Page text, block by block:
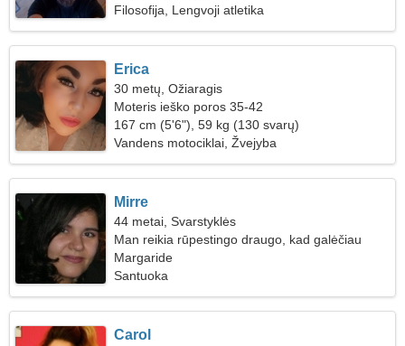
Filosofija, Lengvoji atletika
Erica
30 metų, Ožiaragis
Moteris ieško poros 35-42
167 cm (5'6"), 59 kg (130 svarų)
Vandens motociklai, Žvejyba
Mirre
44 metai, Svarstyklės
Man reikia rūpestingo draugo, kad galėčiau
gaminti kartu
Margaride
Santuoka
Carol